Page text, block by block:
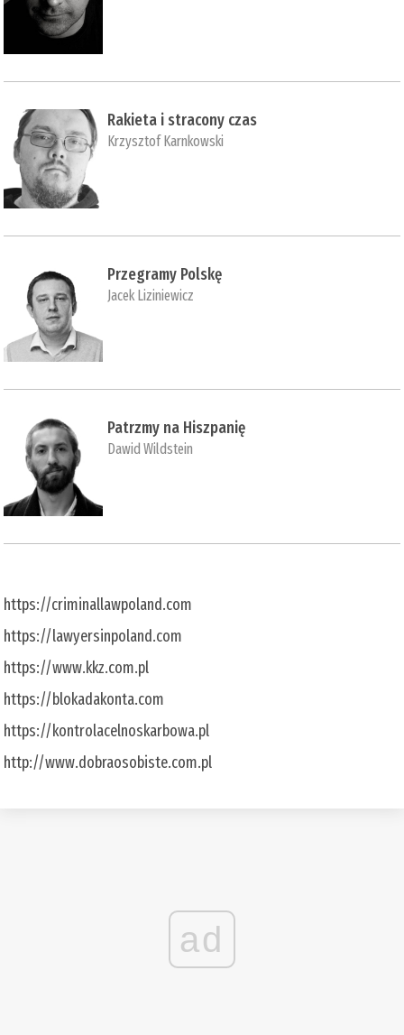
Rakieta i stracony czas
Krzysztof Karnkowski
Przegramy Polskę
Jacek Liziniewicz
Patrzmy na Hiszpanię
Dawid Wildstein
https://criminallawpoland.com
https://lawyersinpoland.com
https://www.kkz.com.pl
https://blokadakonta.com
https://kontrolacelnoskarbowa.pl
http://www.dobraosobiste.com.pl
ad